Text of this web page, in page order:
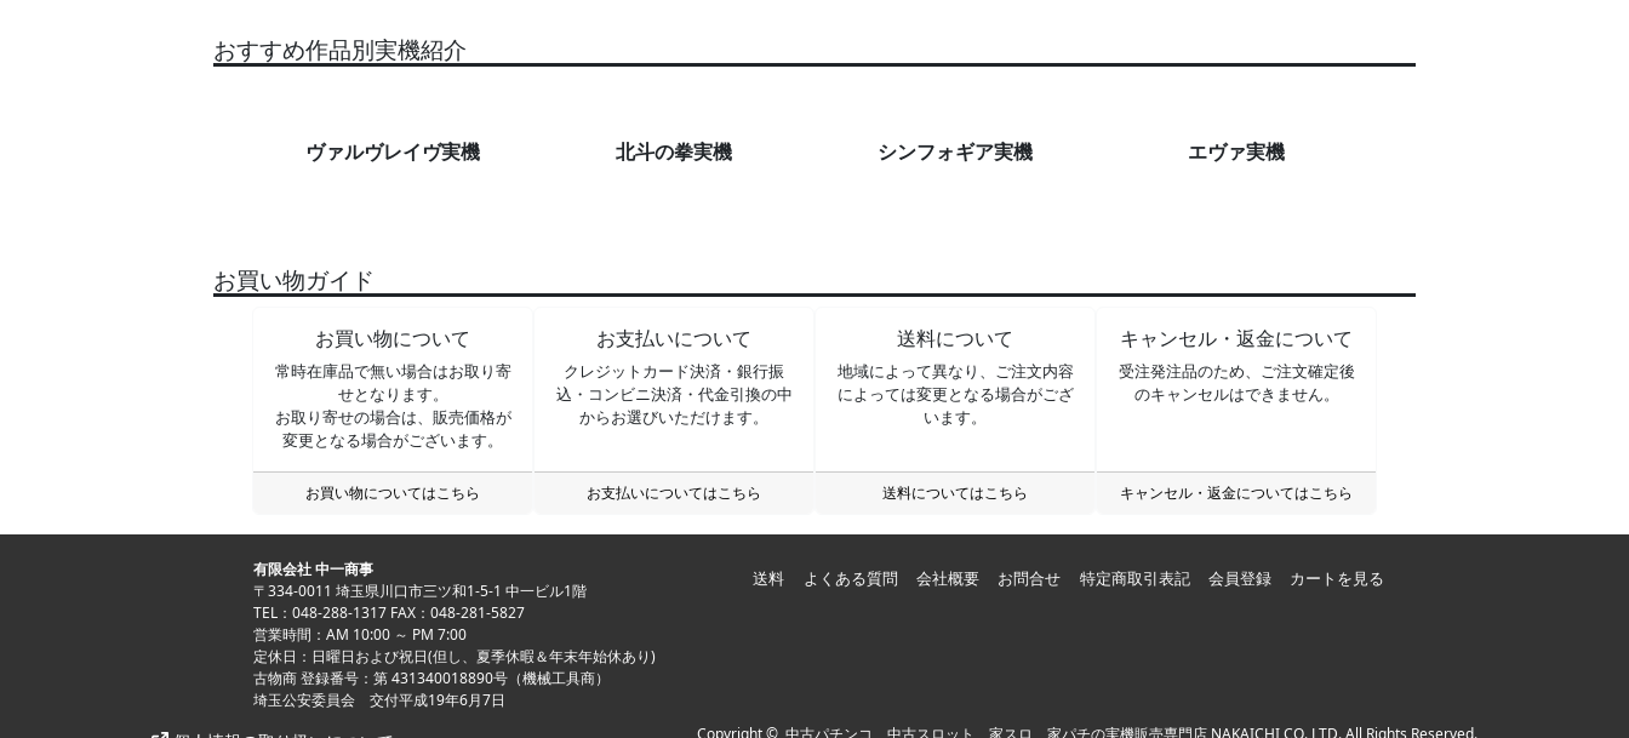
おすすめ作品別実機紹介
ヴァルヴレイヴ実機 北斗の拳実機 シンフォギア実機 エヴァ実機
お買い物ガイド
お買い物について
常時在庫品で無い場合はお取り寄
せとなります。
お取り寄せの場合は、販売価格が
変更となる場合がございます。
お買い物についてはこちら
お支払いについて
クレジットカード決済・銀行振
込・コンビニ決済・代金引換の中
からお選びいただけます。
お支払いについてはこちら
送料について
地域によって異なり、ご注文内容
によっては変更となる場合がござ
います。
送料についてはこちら
キャンセル・返金について
受注発注品のため、ご注文確定後
のキャンセルはできません。
キャンセル・返金についてはこちら
送料 よくある質問 会社概要 お問合せ 特定商取引表記 会員登録 カートを見る
有限会社 中一商事
〒334-0011 埼玉県川口市三ツ和1-5-1 中一ビル1階
TEL：048-288-1317 FAX：048-281-5827
営業時間：AM 10:00 ～ PM 7:00
定休日：日曜日および祝日(但し、夏季休暇＆年末年始休あり)
古物商 登録番号：第 431340018890号（機械工具商）
埼玉公安委員会 交付平成19年6月7日
Copyright ©中古パチンコ、中古スロット、家スロ、家パチの実機販売専門店 NAKAICHI CO.,LTD. All Rights Reserved.